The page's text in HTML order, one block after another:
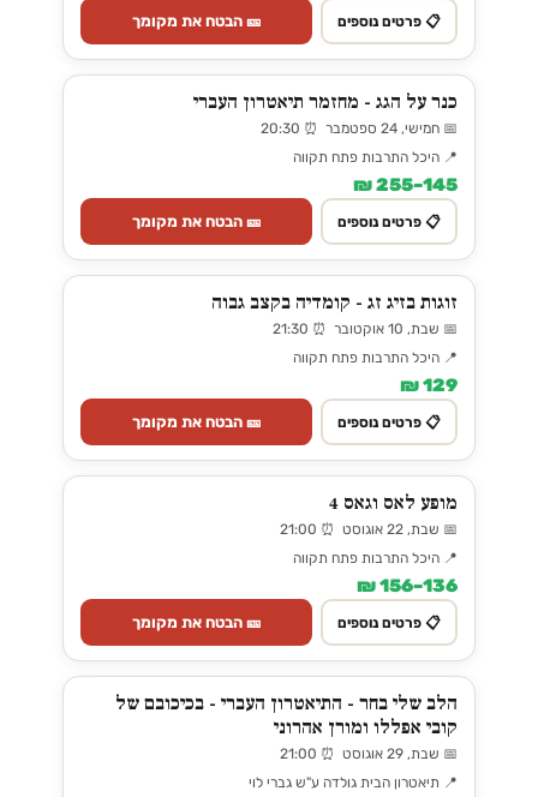
📋 פרטים נוספים 🎫 הבטח את מקומך
כנר על הגג - מחזמר תיאטרון העברי
📅 חמישי, 24 ספטמבר ⏰ 20:30
📍 היכל התרבות פתח תקווה
145–255 ₪
📋 פרטים נוספים 🎫 הבטח את מקומך
זוגות בזיג זג - קומדיה בקצב גבוה
📅 שבת, 10 אוקטובר ⏰ 21:30
📍 היכל התרבות פתח תקווה
129 ₪
📋 פרטים נוספים 🎫 הבטח את מקומך
מופע לאס וגאס 4
📅 שבת, 22 אוגוסט ⏰ 21:00
📍 היכל התרבות פתח תקווה
136–156 ₪
📋 פרטים נוספים 🎫 הבטח את מקומך
הלב שלי בחר - התיאטרון העברי - בכיכובם של
קובי אפללו ומורן אהרוני
📅 שבת, 29 אוגוסט ⏰ 21:00
📍 תיאטרון הבית גולדה ע"ש גברי לוי